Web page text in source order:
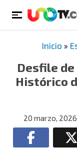
Inicio »
Desfile
Histórico
20 marzo, 2026